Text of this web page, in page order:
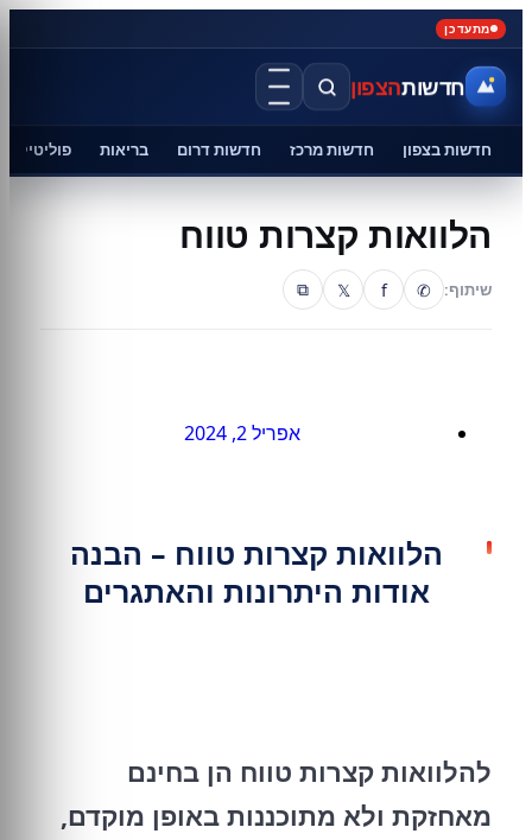
מתעדכן
חדשותהצפון
חדשות בצפון חדשות מרכז חדשות דרום בריאות פוליטיקה
הלוואות קצרות טווח
שיתוף: ✆
f
𝕏
⧉
אפריל 2, 2024
הלוואות קצרות טווח – הבנה
אודות היתרונות והאתגרים
להלוואות קצרות טווח הן בחינם
מאחזקת ולא מתוכננות באופן מוקדם,